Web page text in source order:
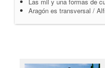
Aragón es transversal /